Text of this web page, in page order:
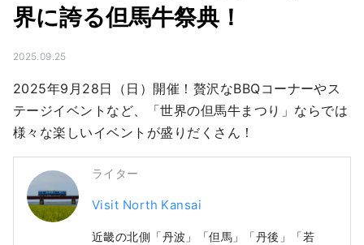
界に誇る但馬牛祭典！
2025.09.25
2025年9月28日（日）開催！贅沢なBBQコーナーやス
テージイベントなど、「世界の但馬牛まつり」ならでは
様々な楽しいイベントが盛りだくさん！
ライター
Visit North Kansai
近畿の北側「丹波」「但馬」「丹後」「若